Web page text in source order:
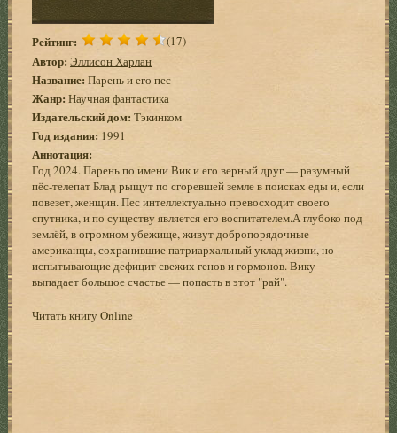
Рейтинг: (17)
Автор: Эллисон Харлан
Название: Парень и его пес
Жанр: Научная фантастика
Издательский дом:Тэкинком
Год издания: 1991
Аннотация:
Год 2024. Парень по имени Вик и его верный друг — разумный
пёс-телепат Блад рыщут по сгоревшей земле в поисках еды и, если
повезет, женщин. Пес интеллектуально превосходит своего
спутника, и по существу является его воспитателем.А глубоко под
землёй, в огромном убежище, живут добропорядочные
американцы, сохранившие патриархальный уклад жизни, но
испытывающие дефицит свежих генов и гормонов. Вику
выпадает большое счастье — попасть в этот "рай".
Читать книгу Online